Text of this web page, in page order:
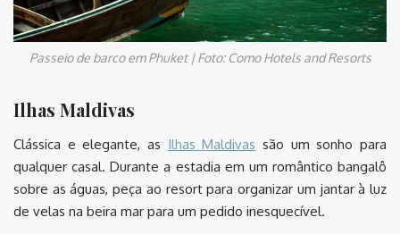
Passeio de barco em Phuket | Foto: Como Hotels and Resorts
Ilhas Maldivas
Clássica e elegante, as Ilhas Maldivas são um sonho para
qualquer casal. Durante a estadia em um romântico bangalô
sobre as águas, peça ao resort para organizar um jantar à luz
de velas na beira mar para um pedido inesquecível.